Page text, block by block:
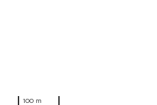
100 m